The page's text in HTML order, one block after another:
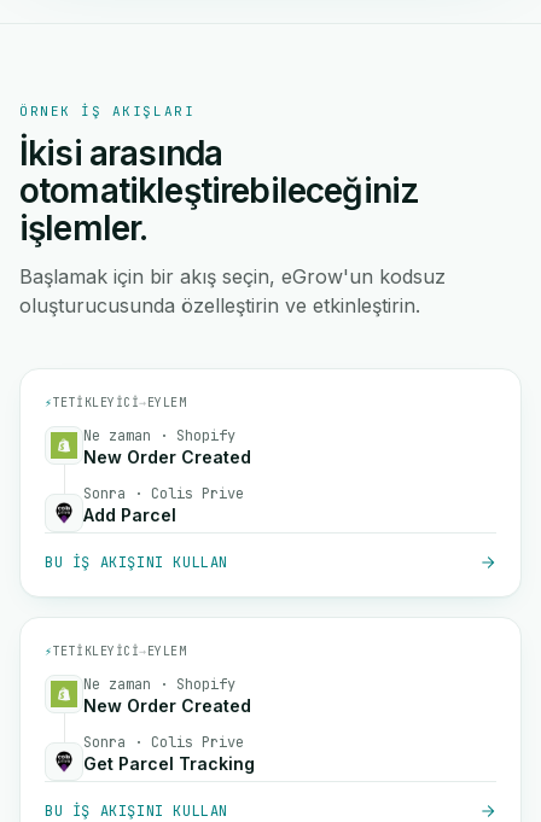
ÖRNEK IŞ AKIŞLARI
İkisi arasında
otomatikleştirebileceğiniz
işlemler.
Başlamak için bir akış seçin, eGrow'un kodsuz
oluşturucusunda özelleştirin ve etkinleştirin.
⚡TETIKLEYICI→EYLEM
Ne zaman · Shopify
New Order Created
Sonra · Colis Prive
Add Parcel
BU IŞ AKIŞINI KULLAN
⚡TETIKLEYICI→EYLEM
Ne zaman · Shopify
New Order Created
Sonra · Colis Prive
Get Parcel Tracking
BU IŞ AKIŞINI KULLAN